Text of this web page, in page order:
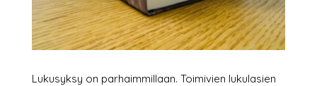
Lukusyksy on parhaimmillaan. Toimivien lukulasien